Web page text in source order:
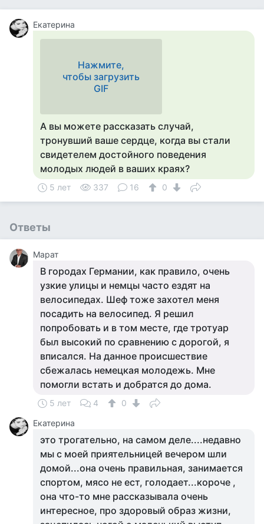
Екатерина
Нажмите,
чтобы загрузить
GIF
А вы можете рассказать случай,
тронувший ваше сердце, когда вы стали
свидетелем достойного поведения
молодых людей в ваших краях?
5 лет 337 16 0
Ответы
Марат
В городах Германии, как правило, очень
узкие улицы и немцы часто ездят на
велосипедах. Шеф тоже захотел меня
посадить на велосипед. Я решил
попробовать и в том месте, где тротуар
был высокий по сравнению с дорогой, я
вписался. На данное происшествие
сбежалась немецкая молодежь. Мне
помогли встать и добратся до дома.
5 лет 4
0
Екатерина
это трогательно, на самом деле....недавно
мы с моей приятельницей вечером шли
домой...она очень правильная, занимается
спортом, мясо не ест, голодает...короче ,
она что-то мне рассказывала очень
интересное, про здоровый образ жизни,